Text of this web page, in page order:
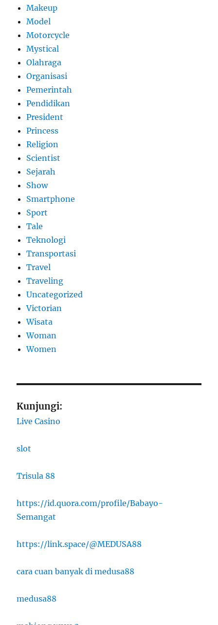
Makeup
Model
Motorcycle
Mystical
Olahraga
Organisasi
Pemerintah
Pendidikan
President
Princess
Religion
Scientist
Sejarah
Show
Smartphone
Sport
Tale
Teknologi
Transportasi
Travel
Traveling
Uncategorized
Victorian
Wisata
Woman
Women
Kunjungi:
Live Casino
slot
Trisula 88
https://id.quora.com/profile/Babayo-
Semangat
https://link.space/@MEDUSA88
cara cuan banyak di medusa88
medusa88